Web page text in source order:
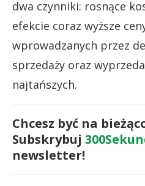
dwa czynniki: rosnące
efekcie coraz wyższe
wprowadzanych przez
sprzedaży oraz
najtańszych.
Chcesz być na
Subskrybuj
newsletter!